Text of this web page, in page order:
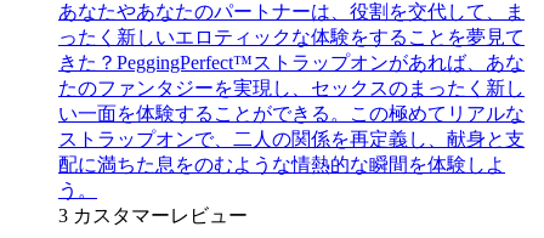
あなたやあなたのパートナーは、役割を交代して、ま
ったく新しいエロティックな体験をすることを夢見て
きた？PeggingPerfect™ストラップオンがあれば、あな
たのファンタジーを実現し、セックスのまったく新し
い一面を体験することができる。この極めてリアルな
ストラップオンで、二人の関係を再定義し、献身と支
配に満ちた息をのむような情熱的な瞬間を体験しよ
う。
3 カスタマーレビュー